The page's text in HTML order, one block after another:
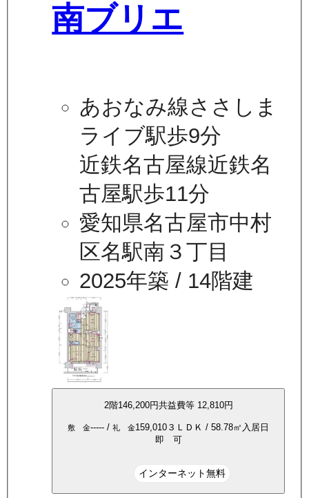
南ブリエ
あおなみ線ささしま
ライブ駅歩9分
近鉄名古屋線近鉄名
古屋駅歩11分
愛知県名古屋市中村
区名駅南３丁目
2025年築 / 14階建
2階146,200円共益費等 12,810円
敷 金----- / 礼 金159,010 ３ＬＤＫ / 58.78㎡ 入居日
即 可
インターネット無料